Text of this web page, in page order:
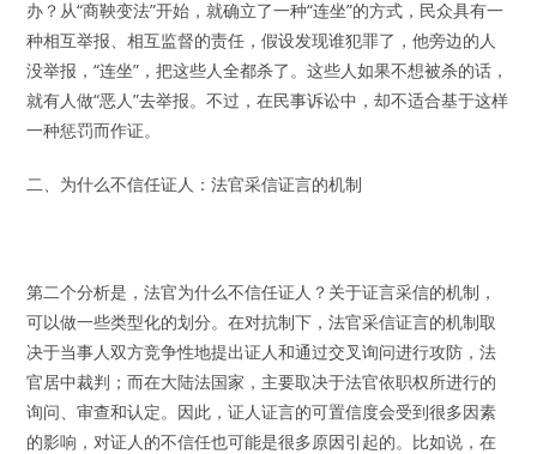
办？从“商鞅变法”开始，就确立了一种“连坐”的方式，民众具有一
种相互举报、相互监督的责任，假设发现谁犯罪了，他旁边的人
没举报，“连坐”，把这些人全都杀了。这些人如果不想被杀的话，
就有人做“恶人”去举报。不过，在民事诉讼中，却不适合基于这样
一种惩罚而作证。
二、为什么不信任证人：法官采信证言的机制
第二个分析是，法官为什么不信任证人？关于证言采信的机制，
可以做一些类型化的划分。在对抗制下，法官采信证言的机制取
决于当事人双方竞争性地提出证人和通过交叉询问进行攻防，法
官居中裁判；而在大陆法国家，主要取决于法官依职权所进行的
询问、审查和认定。因此，证人证言的可置信度会受到很多因素
的影响，对证人的不信任也可能是很多原因引起的。比如说，在